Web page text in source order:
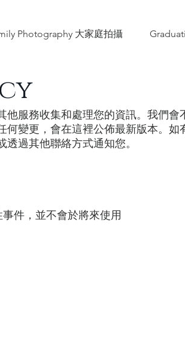
Photography 大家庭拍攝
他服務收集和處理您的資訊。我們會
何變更，會在這裡公佈最新版本。如
過其他聯絡方式通知您。
件，並不會於將來使用